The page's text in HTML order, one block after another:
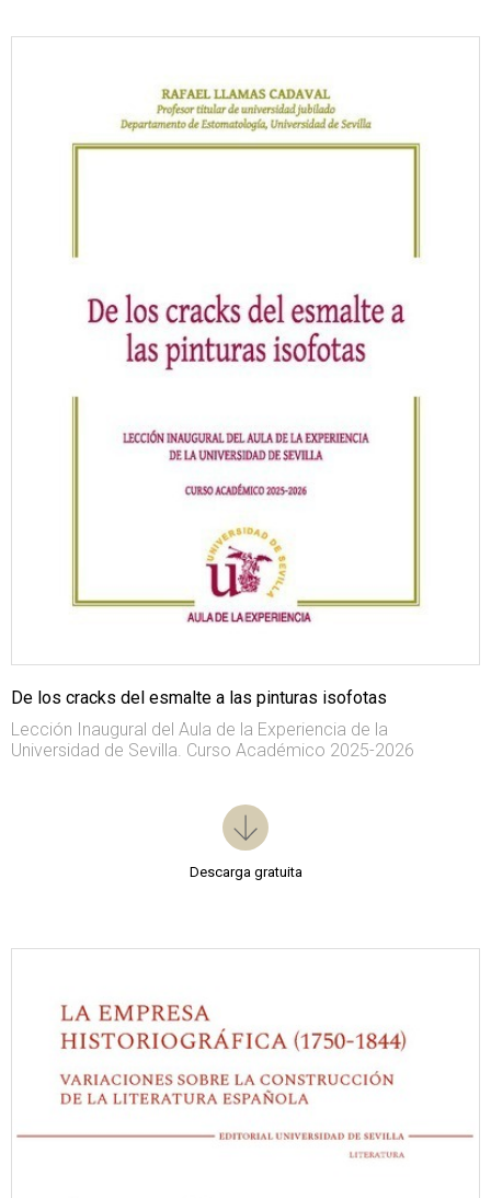
De los cracks del esmalte a las pinturas isofotas
Lección Inaugural del Aula de la Experiencia de la
Universidad de Sevilla. Curso Académico 2025-2026
Descarga gratuita